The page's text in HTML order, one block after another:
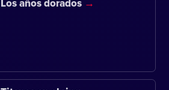
Los años dorados